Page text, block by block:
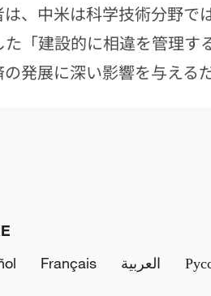
は、中米は科学技術分野
「建設的に相違を管理
発展に深い影響を与える
Français العربية